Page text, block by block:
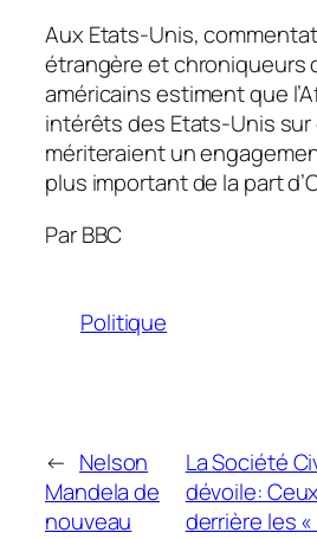
Aux Etats-Unis,
étrangère et chroniqueurs
américains estiment que
intérêts des Etats-Unis
mériteraient un
plus important de la part
Par BBC
Politique
← Nelson
Mandela de
nouveau
La Société
dévoile:
derrière les